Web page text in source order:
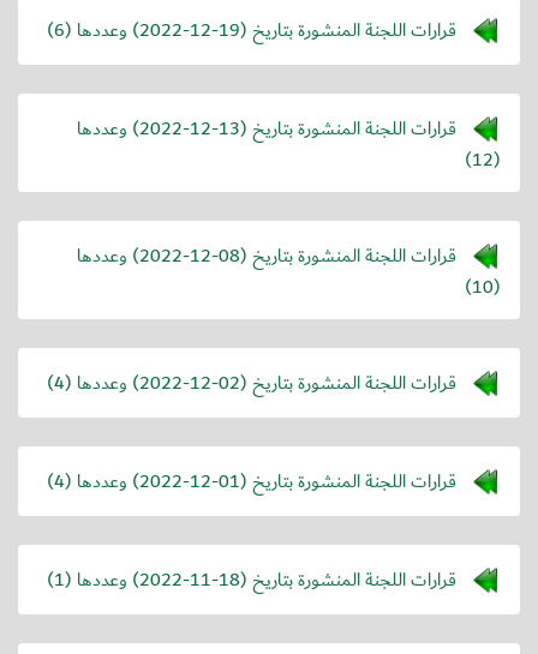
قرارات اللجنة المنشورة بتاريخ (2022-12-19) وعددها (6)
قرارات اللجنة المنشورة بتاريخ (2022-12-13) وعددها
(12)
قرارات اللجنة المنشورة بتاريخ (2022-12-08) وعددها
(10)
قرارات اللجنة المنشورة بتاريخ (2022-12-02) وعددها (4)
قرارات اللجنة المنشورة بتاريخ (2022-12-01) وعددها (4)
قرارات اللجنة المنشورة بتاريخ (2022-11-18) وعددها (1)